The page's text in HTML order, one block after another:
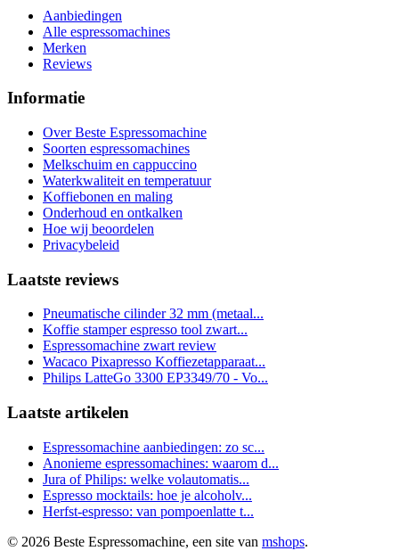
Aanbiedingen
Alle espressomachines
Merken
Reviews
Informatie
Over Beste Espressomachine
Soorten espressomachines
Melkschuim en cappuccino
Waterkwaliteit en temperatuur
Koffiebonen en maling
Onderhoud en ontkalken
Hoe wij beoordelen
Privacybeleid
Laatste reviews
Pneumatische cilinder 32 mm (metaal...
Koffie stamper espresso tool zwart...
Espressomachine zwart review
Wacaco Pixapresso Koffiezetapparaat...
Philips LatteGo 3300 EP3349/70 - Vo...
Laatste artikelen
Espressomachine aanbiedingen: zo sc...
Anonieme espressomachines: waarom d...
Jura of Philips: welke volautomatis...
Espresso mocktails: hoe je alcoholv...
Herfst-espresso: van pompoenlatte t...
© 2026 Beste Espressomachine, een site van mshops.